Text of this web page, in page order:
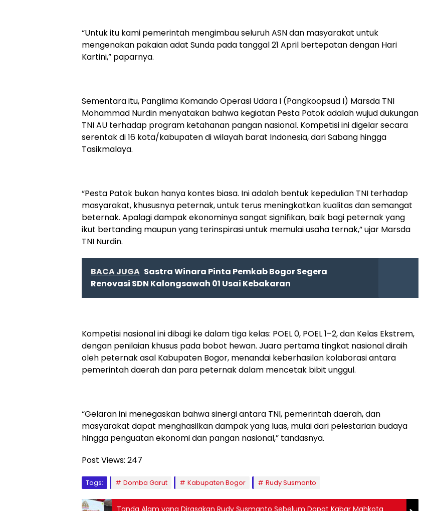
“Untuk itu kami pemerintah mengimbau seluruh ASN dan masyarakat untuk
mengenakan pakaian adat Sunda pada tanggal 21 April bertepatan dengan Hari
Kartini,” paparnya.
Sementara itu, Panglima Komando Operasi Udara I (Pangkoopsud I) Marsda TNI
Mohammad Nurdin menyatakan bahwa kegiatan Pesta Patok adalah wujud dukungan
TNI AU terhadap program ketahanan pangan nasional. Kompetisi ini digelar secara
serentak di 16 kota/kabupaten di wilayah barat Indonesia, dari Sabang hingga
Tasikmalaya.
“Pesta Patok bukan hanya kontes biasa. Ini adalah bentuk kepedulian TNI terhadap
masyarakat, khususnya peternak, untuk terus meningkatkan kualitas dan semangat
beternak. Apalagi dampak ekonominya sangat signifikan, baik bagi peternak yang
ikut bertanding maupun yang terinspirasi untuk memulai usaha ternak,” ujar Marsda
TNI Nurdin.
BACA JUGA Sastra Winara Pinta Pemkab Bogor Segera
Renovasi SDN Kalongsawah 01 Usai Kebakaran
Kompetisi nasional ini dibagi ke dalam tiga kelas: POEL 0, POEL 1–2, dan Kelas Ekstrem,
dengan penilaian khusus pada bobot hewan. Juara pertama tingkat nasional diraih
oleh peternak asal Kabupaten Bogor, menandai keberhasilan kolaborasi antara
pemerintah daerah dan para peternak dalam mencetak bibit unggul.
“Gelaran ini menegaskan bahwa sinergi antara TNI, pemerintah daerah, dan
masyarakat dapat menghasilkan dampak yang luas, mulai dari pelestarian budaya
hingga penguatan ekonomi dan pangan nasional,” tandasnya.
Post Views: 247
Tags: Domba Garut Kabupaten Bogor Rudy Susmanto
Tanda Alam yang Dirasakan Rudy Susmanto Sebelum Dapat Kabar Mahkota